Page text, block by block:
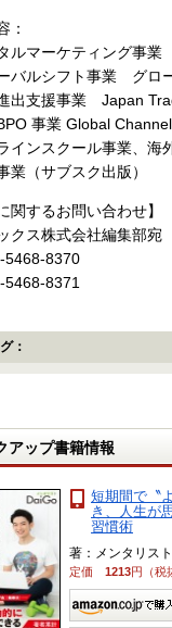
：
ルマーケティング事
バルシフト事業 グロ
出支援事業 Japan
事業 Global
インスクール事業、海
（サブスク出版）
関するお問い合わせ】
クス株式会社編集部宛
5468-8370
5468-8371
：
アップ書籍情報
短期間で〝
き、人生が
習慣術
著：メンタリス
定価 1213円（税